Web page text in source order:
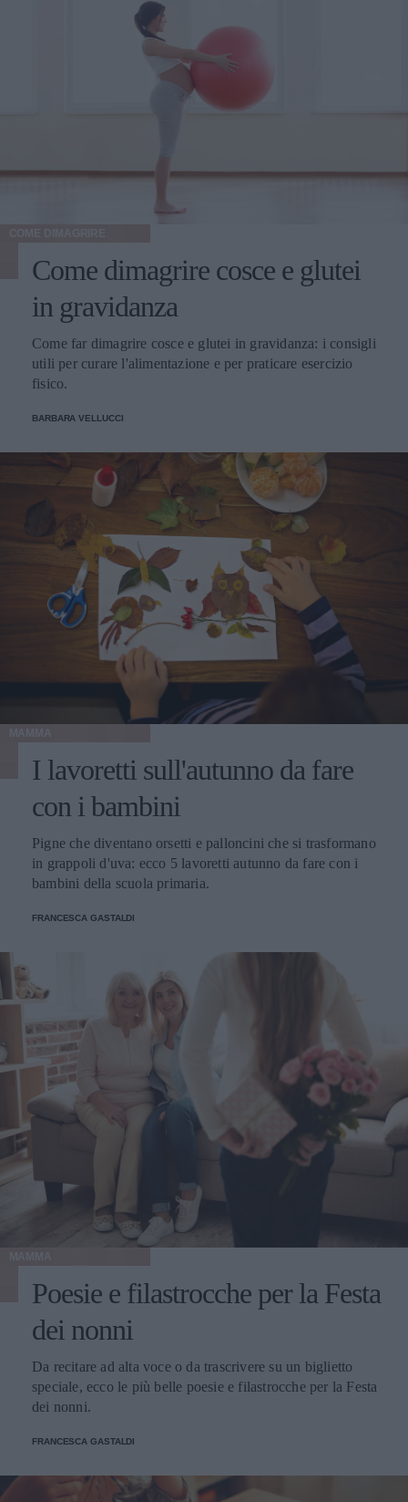
Come dimagrire cosce e glutei
in gravidanza
Come far dimagrire cosce e glutei in gravidanza: i consigli
utili per curare l'alimentazione e per praticare esercizio
fisico.
BARBARA VELLUCCI
I lavoretti sull'autunno da fare
con i bambini
Pigne che diventano orsetti e palloncini che si trasformano
in grappoli d'uva: ecco 5 lavoretti autunno da fare con i
bambini della scuola primaria.
FRANCESCA GASTALDI
Poesie e filastrocche per la Festa
dei nonni
Da recitare ad alta voce o da trascrivere su un biglietto
speciale, ecco le più belle poesie e filastrocche per la Festa
dei nonni.
FRANCESCA GASTALDI